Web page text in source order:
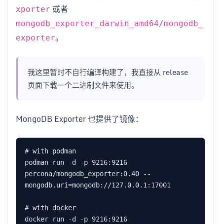
xporter 或者
mongodb_exporter_darwin_amd64/mongodb_
exporter。
我这里暂时不自行编译构建了，我直接从 release
页面下载一个二进制文件来使用。
MongoDB Exporter 也提供了镜像：
# with podman
podman run -d -p 9216:9216
percona/mongodb_exporter:0.40 --
mongodb.uri=mongodb://127.0.0.1:17001
# with docker
docker run -d -p 9216:9216